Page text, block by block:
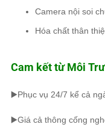
Camera nội soi
Hóa chất thân
Cam kết từMôi
▶️Phục vụ 24/7 kể cả
▶️Giá cả thông cống